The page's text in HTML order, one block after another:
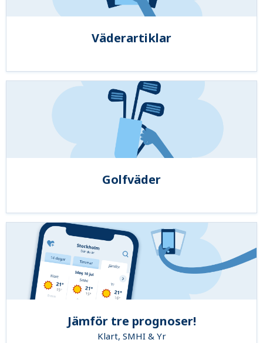
Väderartiklar
Golfväder
Jämför tre prognoser!
Klart, SMHI & Yr